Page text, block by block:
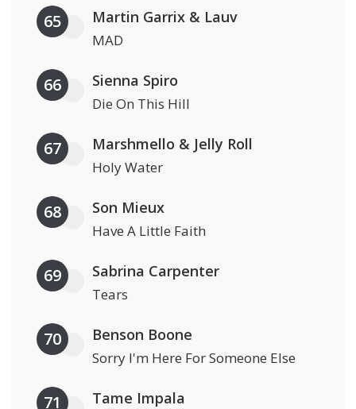
65 Martin Garrix & Lauv
MAD
66 Sienna Spiro
Die On This Hill
67 Marshmello & Jelly Roll
Holy Water
68 Son Mieux
Have A Little Faith
69 Sabrina Carpenter
Tears
70 Benson Boone
Sorry I'm Here For Someone Else
71 Tame Impala